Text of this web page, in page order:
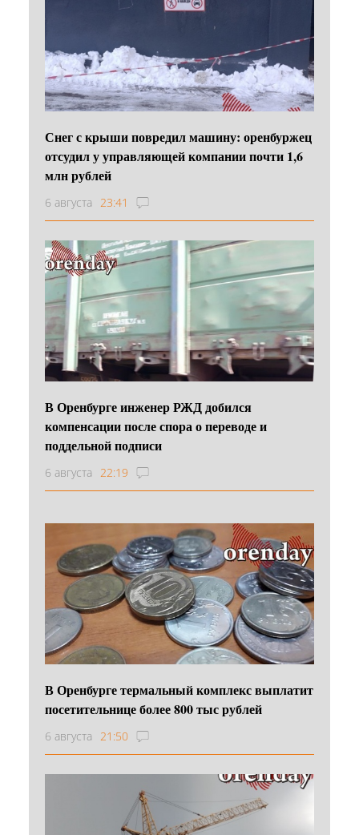
Снег с крыши повредил машину: оренбуржец
отсудил у управляющей компании почти 1,6
млн рублей
6 августа 23:41
В Оренбурге инженер РЖД добился
компенсации после спора о переводе и
поддельной подписи
6 августа 22:19
В Оренбурге термальный комплекс выплатит
посетительнице более 800 тыс рублей
6 августа 21:50